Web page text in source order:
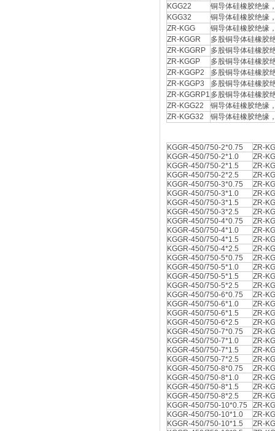
KGG22
铜导体硅橡胶绝缘
KGG32
铜导体硅橡胶绝缘
ZR-KGG
铜导体硅橡胶绝缘
ZR-KGGR
多股铜导体硅橡胶绝
ZR-KGGRP
多股铜导体硅橡胶
ZR-KGGP
多股铜导体硅橡胶
ZR-KGGP2
多股铜导体硅橡胶
ZR-KGGP3
多股铜导体硅橡胶
ZR-KGGRP1 多股铜导体硅橡胶
ZR-KGG22
铜导体硅橡胶绝缘
ZR-KGG32
铜导体硅橡胶绝缘
KGGR-450/750-2*0.75 ZR-
KGGR-450/750-2*1.0
ZR-
KGGR-450/750-2*1.5
ZR-
KGGR-450/750-2*2.5
ZR-
KGGR-450/750-3*0.75
ZR-
KGGR-450/750-3*1.0
ZR-
KGGR-450/750-3*1.5
ZR-
KGGR-450/750-3*2.5
ZR-
KGGR-450/750-4*0.75
ZR-
KGGR-450/750-4*1.0
ZR-
KGGR-450/750-4*1.5
ZR-
KGGR-450/750-4*2.5
ZR-
KGGR-450/750-5*0.75
ZR-
KGGR-450/750-5*1.0
ZR-
KGGR-450/750-5*1.5
ZR-
KGGR-450/750-5*2.5
ZR-
KGGR-450/750-6*0.75
ZR-
KGGR-450/750-6*1.0
ZR-
KGGR-450/750-6*1.5
ZR-
KGGR-450/750-6*2.5
ZR-
KGGR-450/750-7*0.75
ZR-
KGGR-450/750-7*1.0
ZR-
KGGR-450/750-7*1.5
ZR-
KGGR-450/750-7*2.5
ZR-
KGGR-450/750-8*0.75
ZR-
KGGR-450/750-8*1.0
ZR-
KGGR-450/750-8*1.5
ZR-
KGGR-450/750-8*2.5
ZR-
KGGR-450/750-10*0.75
ZR-
KGGR-450/750-10*1.0
ZR-
KGGR-450/750-10*1.5
ZR-